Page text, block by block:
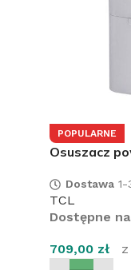
POPULARNE
Osuszacz
Dostawa 1-
TCL
Dostępne
709,00 zł z